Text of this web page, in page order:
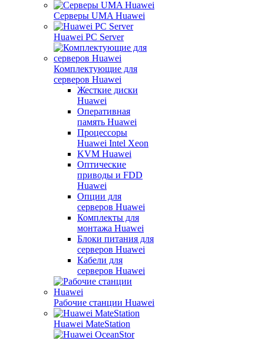
Серверы UMA Huawei
Huawei PC Server
Комплектующие для
серверов Huawei
Жесткие диски
Huawei
Оперативная
память Huawei
Процессоры
Huawei Intel Xeon
KVM Huawei
Оптические
приводы и FDD
Huawei
Опции для
серверов Huawei
Комплекты для
монтажа Huawei
Блоки питания для
серверов Huawei
Кабели для
серверов Huawei
Рабочие станции Huawei
Huawei MateStation